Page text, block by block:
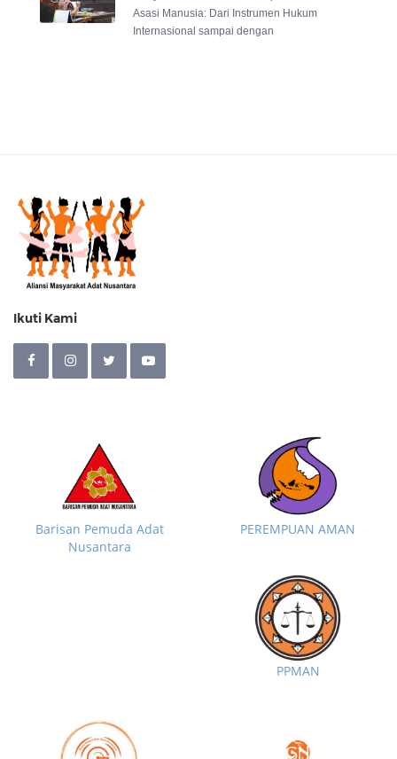
Asasi Manusia: Dari Instrumen Hukum
Internasional sampai dengan
Ikuti Kami
Barisan Pemuda Adat
Nusantara
PEREMPUAN AMAN
PPMAN